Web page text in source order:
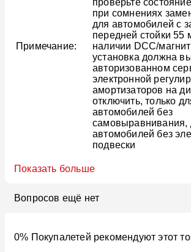
Примечание:
проверьте
при сомнениях
для автомобилей с
передней стойки 55
наличии DCC/
установка должна
авторизованном
электронной
амортизаторов на
отключить, только
автомобилей без
самовыравнивания,
автомобилей без
подвески
Показать больше
Вопросов ещё нет
0% Покупалетей рекомендуют этот